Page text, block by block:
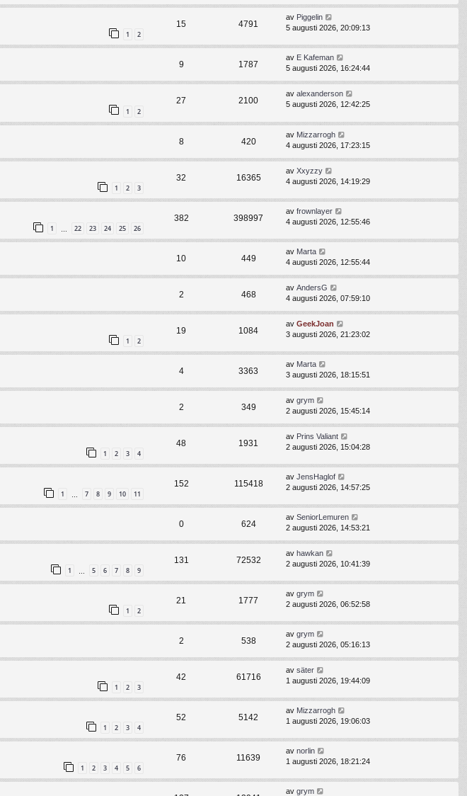
1 2
15 4791
av Piggelin
5 augusti 2026, 20:09:13
9 1787
av E Kafeman
5 augusti 2026, 16:24:44
1 2
27 2100
av alexanderson
5 augusti 2026, 12:42:25
8 420
av Mizzarrogh
4 augusti 2026, 17:23:15
1 2 3
32 16365
av Xxyzzy
4 augusti 2026, 14:19:29
1 22 23 24 25 26
382 398997
av frownlayer
4 augusti 2026, 12:55:46
10 449
av Marta
4 augusti 2026, 12:55:44
2 468
av AndersG
4 augusti 2026, 07:59:10
1 2
19 1084
av GeekJoan
3 augusti 2026, 21:23:02
4 3363
av Marta
3 augusti 2026, 18:15:51
2 349
av grym
2 augusti 2026, 15:45:14
1 2 3 4
48 1931
av Prins Valiant
2 augusti 2026, 15:04:28
1 7 8 9 10 11
152 115418
av JensHaglof
2 augusti 2026, 14:57:25
0 624
av SeniorLemuren
2 augusti 2026, 14:53:21
1 … 5 6 7 8 9
131 72532
av hawkan
2 augusti 2026, 10:41:39
1 2
21 1777
av grym
2 augusti 2026, 06:52:58
2 538
av grym
2 augusti 2026, 05:16:13
1 2 3
42 61716
av säter
1 augusti 2026, 19:44:09
1 2 3 4
52 5142
av Mizzarrogh
1 augusti 2026, 19:06:03
1 2 3 4 5 6
76 11639
av norlin
1 augusti 2026, 18:21:24
av grym